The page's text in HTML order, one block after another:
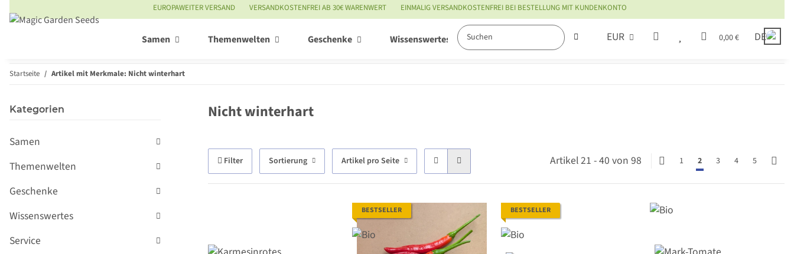
EUROPAWEITER VERSAND VERSANDKOSTENFREI AB 30€ WARENWERT EINMALIG VERSANDKOSTENFREI BEI BESTELLUNG MIT KUNDENKONTO
EUR 0,00 € DE
Samen Themenwelten Geschenke Wissenswertes Service
Startseite Artikel mit Merkmale: Nicht winterhart
Nicht winterhart
Filter Sortierung Artikel pro Seite Artikel 21 - 40 von 98 1 2 3 4 5
BESTSELLER BESTSELLER
Kategorien
Samen
Themenwelten
Geschenke
Wissenswertes
Service